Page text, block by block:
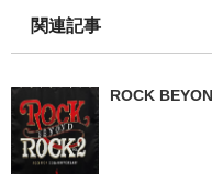
関連記事
ROCK